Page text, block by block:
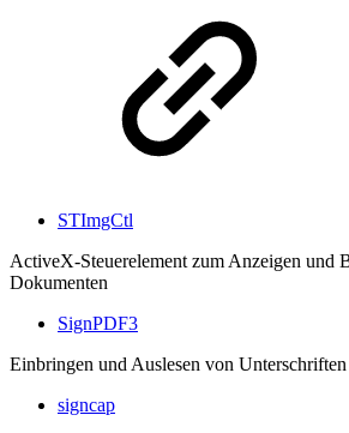
STImgCtl
ActiveX-Steuerelement zum Anzeigen und
Dokumenten
SignPDF3
Einbringen und Auslesen von Unterschriften
signcap